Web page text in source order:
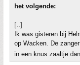
het volgende:
[..]
Ik was gisteren bij
op Wacken. De
in een knus zaaltje